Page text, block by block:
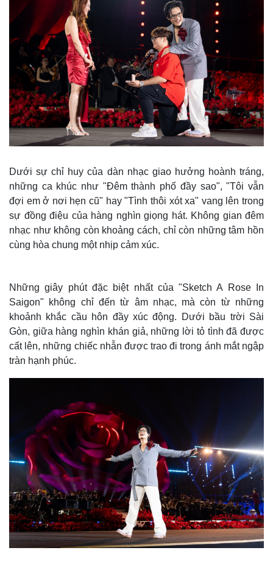
Thế giới
Quan sát
Cuộc sống đó đây
Hồ sơ
Multimedia
Video
Ảnh
E-Magazine
Infographic
Dưới sự chỉ huy của dàn nhạc giao hưởng hoành tráng,
những ca khúc như "Đêm thành phố đầy sao", "Tôi vẫn
đợi em ở nơi hẹn cũ" hay "Tình thôi xót xa" vang lên trong
sự đồng điệu của hàng nghìn giọng hát. Không gian đêm
nhạc như không còn khoảng cách, chỉ còn những tâm hồn
cùng hòa chung một nhịp cảm xúc.
Những giây phút đặc biệt nhất của "Sketch A Rose In
Saigon" không chỉ đến từ âm nhạc, mà còn từ những
khoảnh khắc cầu hôn đầy xúc động. Dưới bầu trời Sài
Gòn, giữa hàng nghìn khán giả, những lời tỏ tình đã được
cất lên, những chiếc nhẫn được trao đi trong ánh mắt ngập
tràn hạnh phúc.